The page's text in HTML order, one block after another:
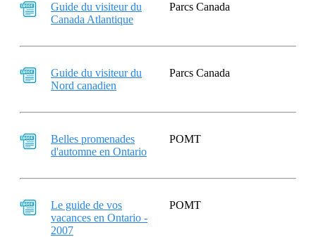
Guide du visiteur du
Canada Atlantique
Parcs Canada
Guide du visiteur du
Nord canadien
Parcs Canada
Belles promenades
d'automne en Ontario
POMT
Le guide de vos
vacances en Ontario -
2007
POMT